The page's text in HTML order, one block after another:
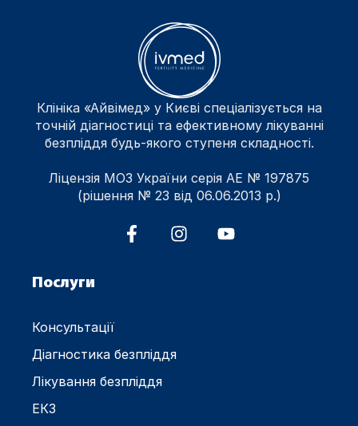
Клініка «Айвімед» у Києві спеціалізується на
точній діагностиці та ефективному лікуванні
безпліддя будь-якого ступеня складності.
Ліцензія МОЗ України серія АЕ № 197875
(рішення № 23 від 06.06.2013 р.)
Послуги
Консультації
Діагностика безпліддя
Лікування безпліддя
ЕКЗ